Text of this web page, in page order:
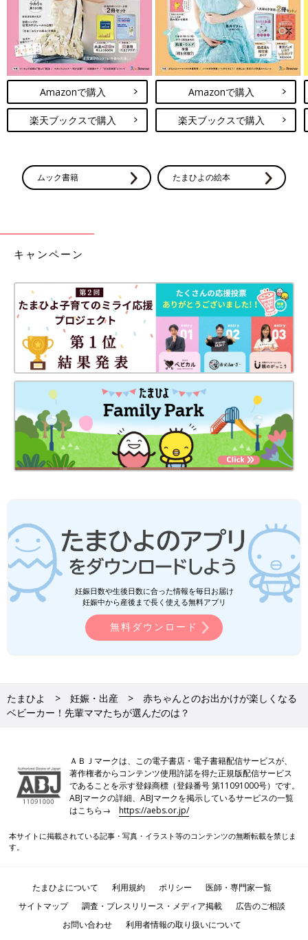
Amazonで購入
楽天ブックスで購入
Amazonで購入
楽天ブックスで購入
ムック書籍 たまひよの絵本
キャンペーン
妊娠日数や生後日数に合った情報を毎日お届け
妊娠中から産後まで長く使える無料アプリ
無料ダウンロード
たまひよ 妊娠・出産
赤ちゃんとのお出かけが楽しくなる
ベビーカー！先輩ママたちが選んだのは？
ＡＢＪマークは、この電子書店・電子書籍配信サービスが、
著作権者からコンテンツ使用許諾を得た正規版配信サービス
であることを示す登録商標（登録番号 第11091000号）です。
ABJマークの詳細、ABJマークを掲示しているサービスの一覧
はこちら→https://aebs.or.jp/
本サイトに掲載されている記事・写真・イラスト等のコンテンツの無断転載を禁じま
す。
たまひよについて 利用規約 ポリシー
医師・専門家一覧
サイトマップ
調査・プレスリリース・メディア掲載
広告のご相談
お問い合わせ
利用者情報の取り扱いについて